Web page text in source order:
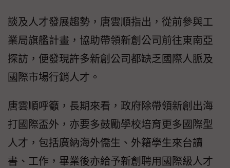
談及人才發展趨勢，唐雲順指出，從前參與工
業局旗艦計畫，協助帶領新創公司前往東南亞
探訪，便發現許多新創公司都缺乏國際人脈及
國際市場行銷人才。
唐雲順呼籲，長期來看，政府除帶領新創出海
打國際盃外，亦要多鼓勵學校培育更多國際型
人才，包括廣納海外僑生、外籍學生來台讀
書、工作，畢業後亦給予新創聘用國際級人才